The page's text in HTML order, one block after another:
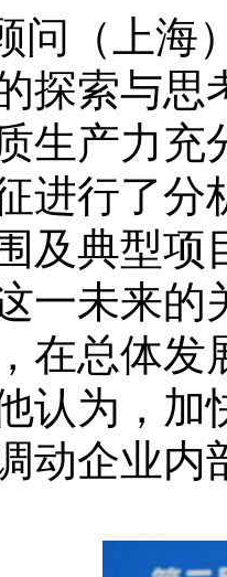
问（上海
探索与
生产力
进行了
及典型
一未来
在总体发
认为，加
动企业